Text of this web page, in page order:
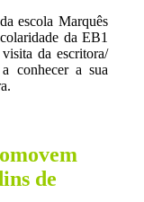
escola Marquês
da EB1
da escritora/
conhecer a sua
de